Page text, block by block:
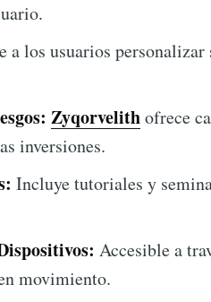
a los usuarios
Zyqorvelithofrece
inversiones.
Incluye tutoriales y
Accesible a
movimiento.